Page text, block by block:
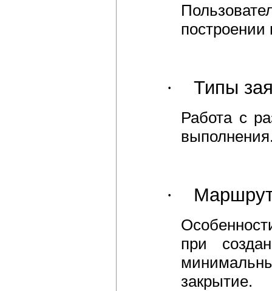
· Типы
Работа с
·
при
закрытие.